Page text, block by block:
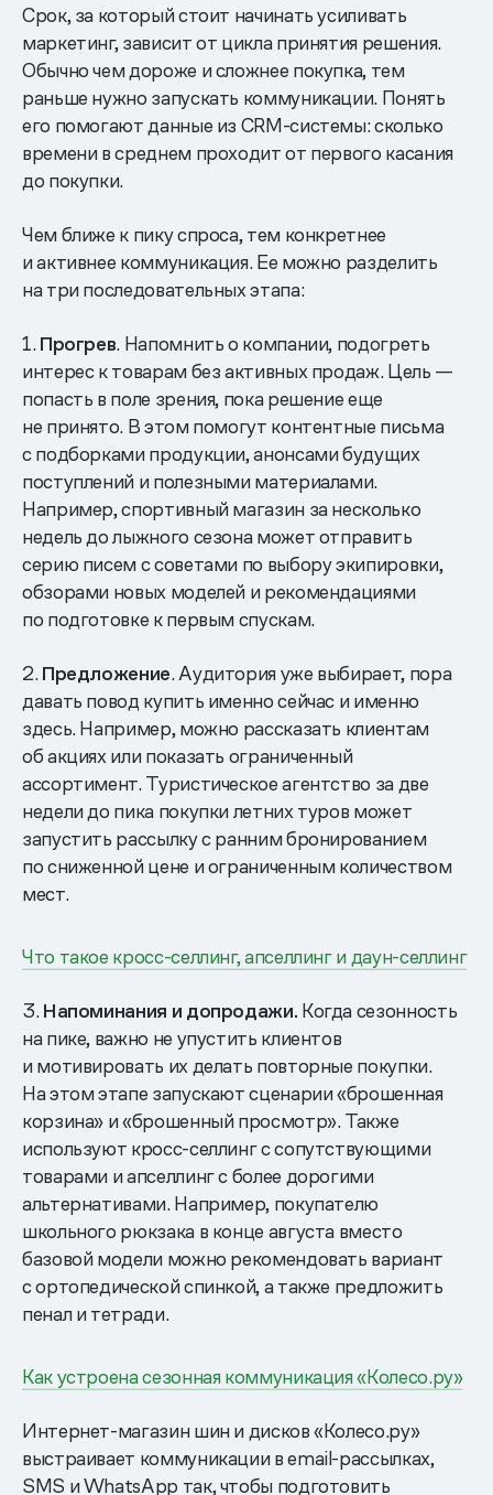
Срок, за который стоит начинать усиливать
маркетинг, зависит от цикла принятия решения.
Обычно чем дороже и сложнее покупка, тем
раньше нужно запускать коммуникации. Понять
его помогают данные из CRM-системы: сколько
времени в среднем проходит от первого касания
до покупки.
Чем ближе к пику спроса, тем конкретнее
и активнее коммуникация. Ее можно разделить
на три последовательных этапа:
1.Прогрев. Напомнить о компании, подогреть
интерес к товарам без активных продаж. Цель —
попасть в поле зрения, пока решение еще
не принято. В этом помогут контентные письма
с подборками продукции, анонсами будущих
поступлений и полезными материалами.
Например, спортивный магазин за несколько
недель до лыжного сезона может отправить
серию писем с советами по выбору экипировки,
обзорами новых моделей и рекомендациями
по подготовке к первым спускам.
2.Предложение. Аудитория уже выбирает, пора
давать повод купить именно сейчас и именно
здесь. Например, можно рассказать клиентам
об акциях или показать ограниченный
ассортимент. Туристическое агентство за две
недели до пика покупки летних туров может
запустить рассылку с ранним бронированием
по сниженной цене и ограниченным количеством
мест.
Что такое кросс-селлинг, апселлинг и даун-селлинг
3.Напоминания и допродажи. Когда сезонность
на пике, важно не упустить клиентов
и мотивировать их делать повторные покупки.
На этом этапе запускают сценарии «брошенная
корзина» и «брошенный просмотр». Также
используют кросс-селлинг с сопутствующими
товарами и апселлинг с более дорогими
альтернативами. Например, покупателю
школьного рюкзака в конце августа вместо
базовой модели можно рекомендовать вариант
с ортопедической спинкой, а также предложить
пенал и тетради.
Как устроена сезонная коммуникация «Колесо.ру»
Интернет-магазин шин и дисков «Колесо.ру»
выстраивает коммуникации в email-рассылках,
SMS и WhatsApp так, чтобы подготовить